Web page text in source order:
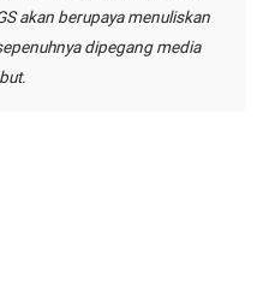
akan berupaya menuliskan
dipegang media